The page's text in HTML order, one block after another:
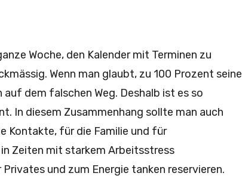
Woche, den Kalender mit Terminen zu
Wenn man glaubt, zu 100 Prozent seine
dem falschen Weg. Deshalb ist es so
In diesem Zusammenhang sollte man auch
Kontakte, für die Familie und für
Zeiten mit starkem Arbeitsstress
und zum Energie tanken reservieren.